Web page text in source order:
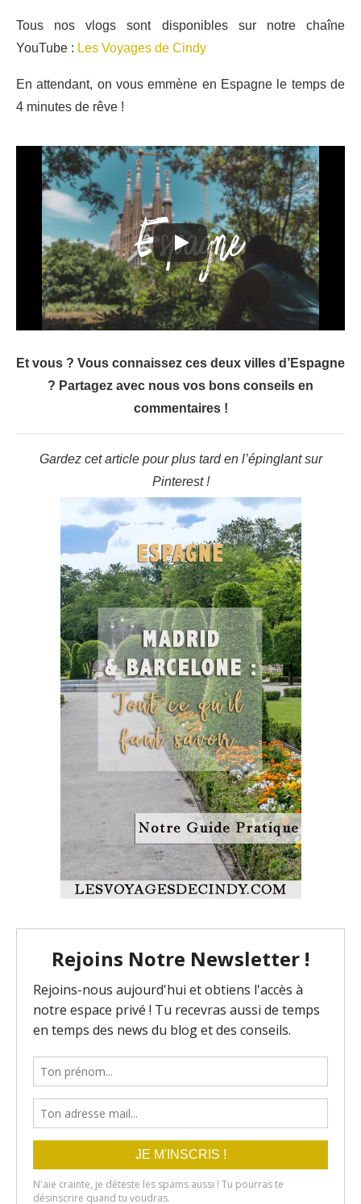
Tous nos vlogs sont disponibles sur notre chaîne
YouTube : Les Voyages de Cindy
En attendant, on vous emmène en Espagne le temps de
4 minutes de rêve !
Et vous ? Vous connaissez ces deux villes d’Espagne
? Partagez avec nous vos bons conseils en
commentaires !
Gardez cet article pour plus tard en l’épinglant sur
Pinterest !